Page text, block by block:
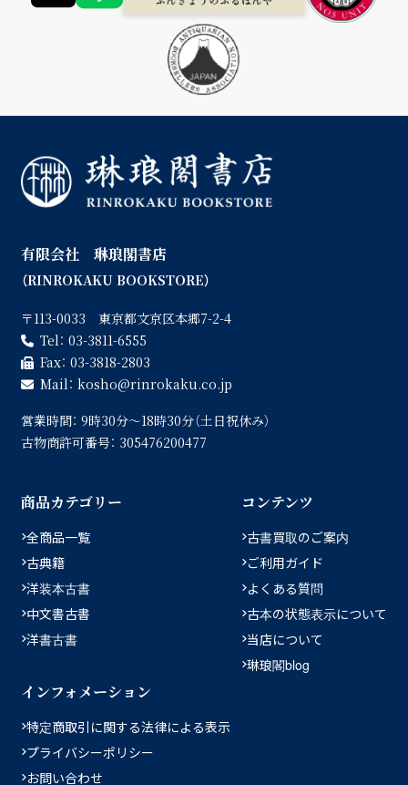
有限会社 琳琅閣書店
（RINROKAKU BOOKSTORE）
〒113-0033 東京都文京区本郷7-2-4
Tel： 03-3811-6555
Fax： 03-3818-2803
Mail： kosho
rinrokaku.co.jp
営業時間： 9時30分〜18時30分（土日祝休み）
古物商許可番号： 305476200477
商品カテゴリー
全商品一覧
古典籍
洋装本古書
中文書古書
洋書古書
コンテンツ
古書買取のご案内
ご利用ガイド
よくある質問
古本の状態表示について
当店について
琳琅閣blog
インフォメーション
特定商取引に関する法律による表示
プライバシーポリシー
お問い合わせ